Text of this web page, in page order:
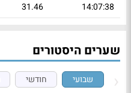
14:07:38
31.46
שערים היסטורים
שבועי חודשי